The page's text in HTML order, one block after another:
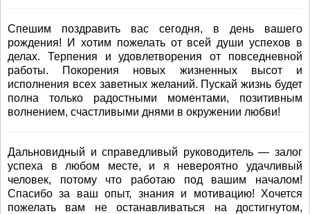
Спешим поздравить вас сегодня, в день вашего
рождения! И хотим пожелать от всей души успехов в
делах. Терпения и удовлетворения от повседневной
работы. Покорения новых жизненных высот и
исполнения всех заветных желаний. Пускай жизнь будет
полна только радостными моментами, позитивным
волнением, счастливыми днями в окружении любви!
Дальновидный и справедливый руководитель — залог
успеха в любом месте, и я невероятно удачливый
человек, потому что работаю под вашим началом!
Спасибо за ваш опыт, знания и мотивацию! Хочется
пожелать вам не останавливаться на достигнутом,